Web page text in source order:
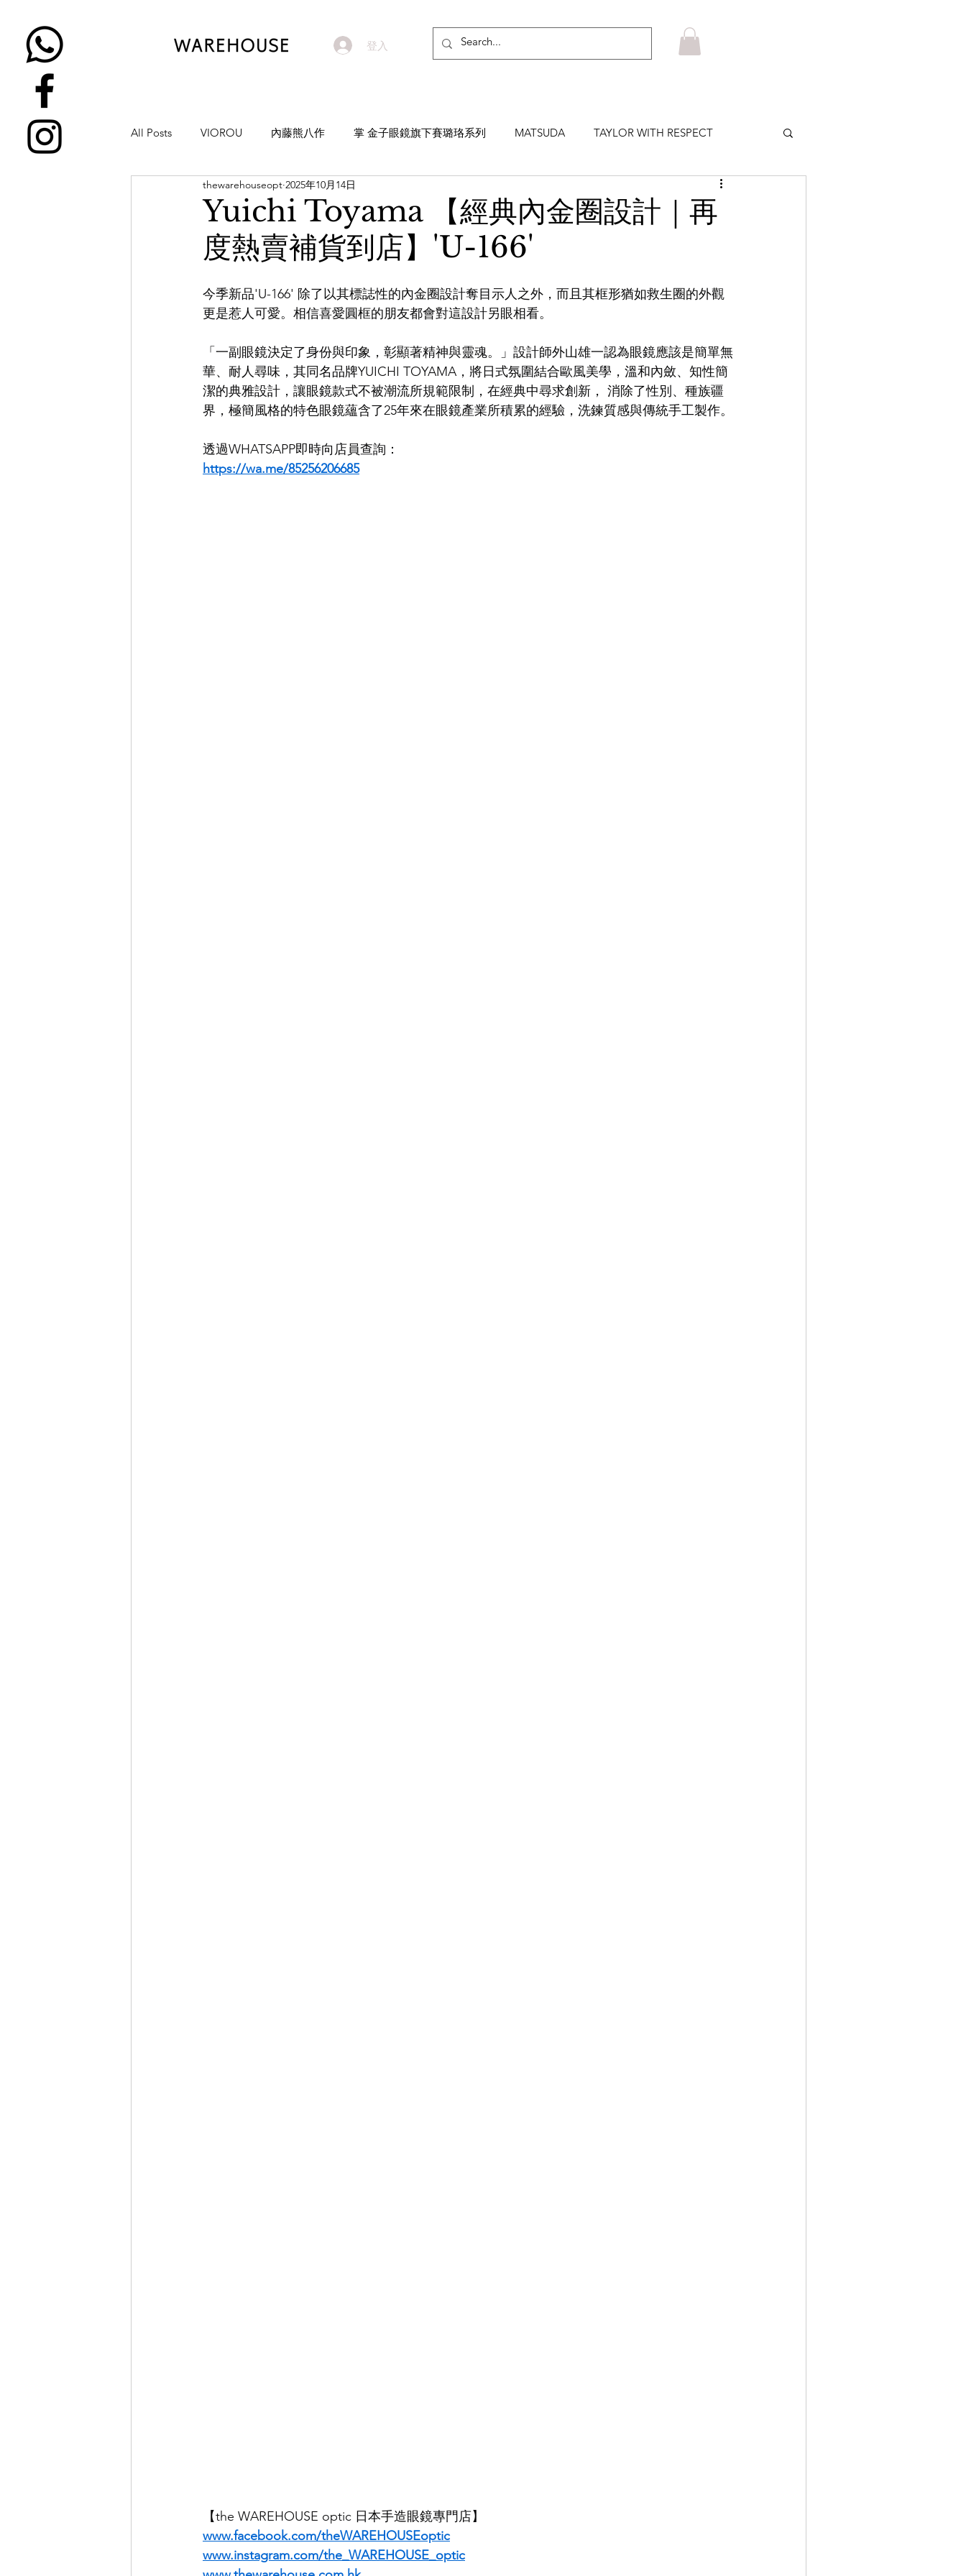
登入
All Posts VIOROU 內藤熊八作 掌 金子眼鏡旗下賽璐珞系列 MATSUDA TAYLOR WITH RESPECT
NATIVE SONS EYEVAN7285
YUICHI TOYAMA KAMEMANNEN MYKITA MOSCOT ZEISS
H-FUSION JULIUS TART OPTICAL AKIRA AND SONS DITA 10EYEVAN THOM BROWNE
OG X OLIVER GOLDSMITH LUNOR 杉本圭 OLVER PEOPLES 999.9 LEOWL IN EYE
EFFECTOR
Yuichi Toyama 【經典內金圈設計｜再
度熱賣補貨到店】'U-166'
thewarehouseopt 2025年10月14日
今季新品'U-166' 除了以其標誌性的內金圈設計奪目示人之外，而且其框形猶如救生圈的外觀
更是惹人可愛。相信喜愛圓框的朋友都會對這設計另眼相看。
「一副眼鏡決定了身份與印象，彰顯著精神與靈魂。」設計師外山雄一認為眼鏡應該是簡單無
華、耐人尋味，其同名品牌YUICHI TOYAMA，將日式氛圍結合歐風美學，溫和內斂、知性簡
潔的典雅設計，讓眼鏡款式不被潮流所規範限制，在經典中尋求創新， 消除了性別、種族疆
界，極簡風格的特色眼鏡蘊含了25年來在眼鏡產業所積累的經驗，洗鍊質感與傳統手工製作。
透過WHATSAPP即時向店員查詢：
https://wa.me/85256206685
【the WAREHOUSE optic 日本手造眼鏡專門店】
www.facebook.com/theWAREHOUSEoptic
www.instagram.com/the_WAREHOUSE_optic